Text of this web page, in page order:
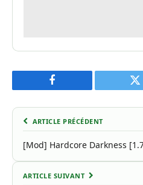
Facebook
ARTICLE PRÉCÉDENT
[Mod] Hardcore Darkness
ARTICLE SUIVANT